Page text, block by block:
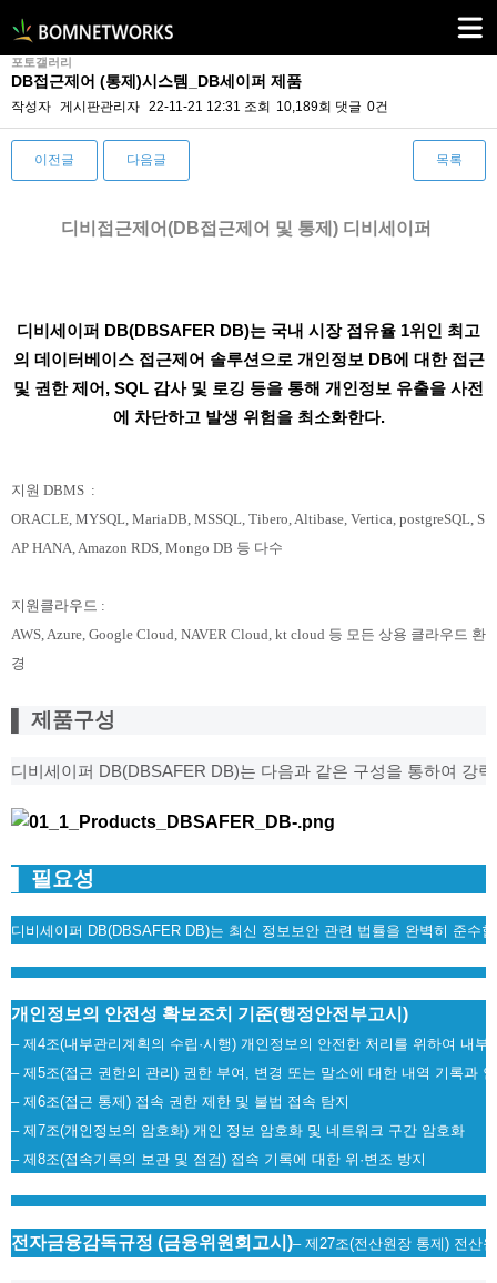
포토갤러리
DB접근제어 (통제)시스템_DB세이퍼 제품
작성자 게시판관리자 22-11-21 12:31 조회 10,189회 댓글 0건
이전글 다음글 목록
디비접근제어(DB접근제어 및 통제) 디비세이퍼
디비세이퍼 DB(DBSAFER DB)는 국내 시장 점유율 1위인 최고
의 데이터베이스 접근제어 솔루션으로 개인정보 DB에 대한 접근
및 권한 제어, SQL 감사 및 로깅 등을 통해 개인정보 유출을 사전
에 차단하고 발생 위험을 최소화한다.
지원 DBMS :
ORACLE, MYSQL, MariaDB, MSSQL, Tibero, Altibase, Vertica, postgreSQL, S
AP HANA, Amazon RDS, Mongo DB 등 다수
지원클라우드 :
AWS, Azure, Google Cloud, NAVER Cloud, kt cloud 등 모든 상용 클라우드 환
경
▌ 제품구성
디비세이퍼 DB(DBSAFER DB)는 다음과 같은 구성을 통하여 강
▌ 필요성
디비세이퍼 DB(DBSAFER DB)는 최신 정보보안 관련 법률을 완벽히 준수
개인정보의 안전성 확보조치 기준(행정안전부고시)
– 제4조(내부관리계획의 수립·시행) 개인정보의 안전한 처리를 위하여 내부
– 제5조(접근 권한의 관리) 권한 부여, 변경 또는 말소에 대한 내역 기록과
– 제6조(접근 통제) 접속 권한 제한 및 불법 접속 탐지
– 제7조(개인정보의 암호화) 개인 정보 암호화 및 네트워크 구간 암호화
– 제8조(접속기록의 보관 및 점검) 접속 기록에 대한 위·변조 방지
전자금융감독규정 (금융위원회고시)– 제27조(전산원장 통제) 전산